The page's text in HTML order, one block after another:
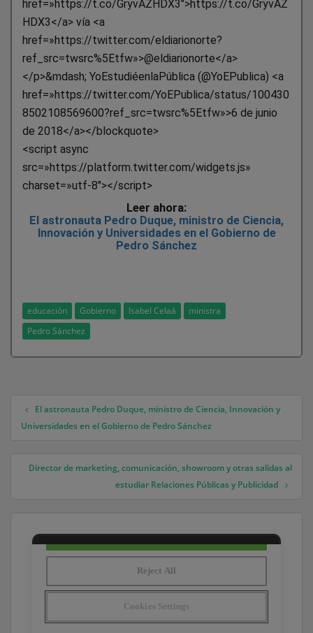
href=»https://t.co/GryvAZHDX3″>https://t.co/GryvAZ
HDX3</a> vía <a
href=»https://twitter.com/eldiarionorte?
ref_src=twsrc%5Etfw»>@eldiarionorte</a>
</p>&mdash; YoEstudiéenlaPública (@YoEPublica) <a
href=»https://twitter.com/YoEPublica/status/100430
8502108569600?ref_src=twsrc%5Etfw»>6 de junio
de 2018</a></blockquote>
<script async
src=»https://platform.twitter.com/widgets.js»
charset=»utf-8″></script>
Leer ahora:
El astronauta Pedro Duque, ministro de Ciencia,
Innovación y Universidades en el Gobierno de
Pedro Sánchez
educación Gobierno Isabel Celaá
ministra
Pedro Sánchez
Navegación de entradas
El astronauta Pedro Duque, ministro de Ciencia, Innovación y
Universidades en el Gobierno de Pedro Sánchez
Director de marketing, comunicación, showroom y otras salidas al
estudiar Relaciones Públicas y Publicidad